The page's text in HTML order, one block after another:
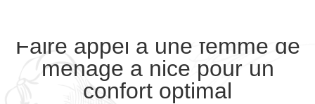
Faire appel a une femme de
menage a nice pour un
confort optimal